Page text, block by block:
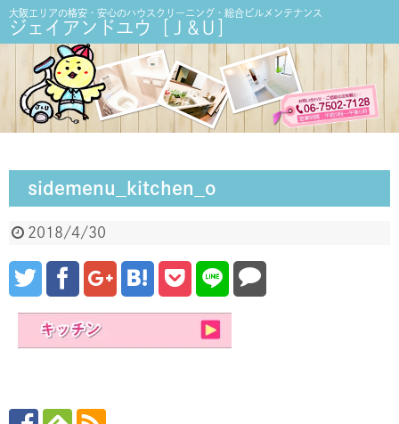
大阪エリアの格安・安心のハウスクリーニング・総合ビルメンテナンス
ジェイアンドユウ［Ｊ&Ｕ］
sidemenu_kitchen_o
2018/4/30